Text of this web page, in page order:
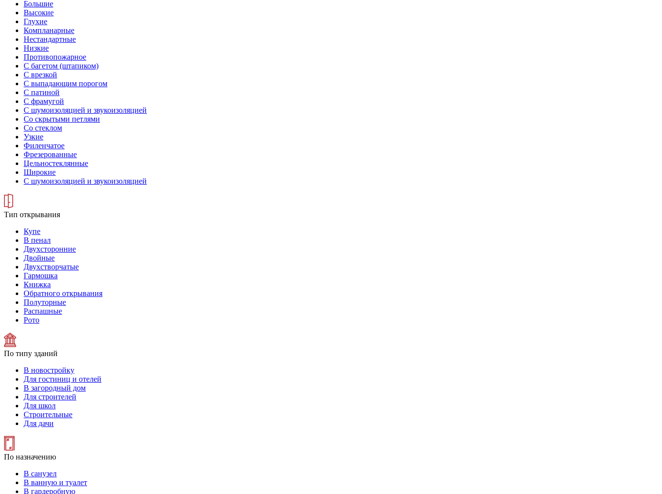
Большие
Высокие
Глухие
Компланарные
Нестандартные
Низкие
Противопожарное
С багетом (штапиком)
С врезкой
С выпадающим порогом
С патиной
С фрамугой
С шумоизоляцией и звукоизоляцией
Со скрытыми петлями
Со стеклом
Узкие
Филенчатое
Фрезерованные
Цельностеклянные
Широкие
С шумоизоляцией и звукоизоляцией
Тип открывания
Купе
В пенал
Двухсторонние
Двойные
Двухстворчатые
Гармошка
Книжка
Обратного открывания
Полуторные
Распашные
Рото
По типу зданий
В новостройку
Для гостиниц и отелей
В загородный дом
Для строителей
Для школ
Строительные
Для дачи
По назначению
В санузел
В ванную и туалет
В гардеробную